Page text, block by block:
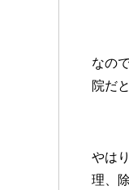
なの
院だ
やは
理、